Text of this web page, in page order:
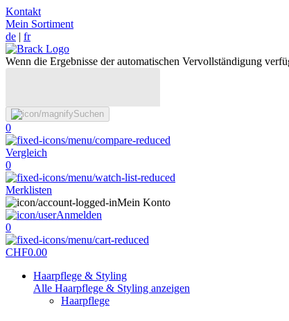
Kontakt
Mein Sortiment
de | fr
Wenn die Ergebnisse der automatischen Vervollständigung
Suchen
0
Vergleich
0
Merklisten
Mein Konto
Anmelden
0
CHF0.00
Haarpflege & Styling
Alle Haarpflege & Styling anzeigen
Haarpflege